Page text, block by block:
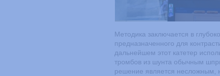
Методика заключается в
предназначенного для
дальнейшем этот катетер
тромбов из шунта обычным
решение является несложным,